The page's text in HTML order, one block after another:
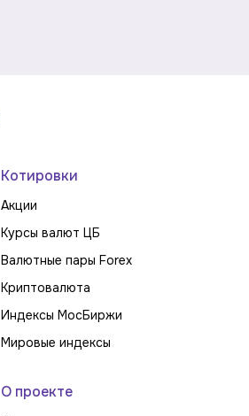
Котировки
Акции
Курсы валют ЦБ
Валютные пары Forex
Криптовалюта
Индексы МосБиржи
Мировые индексы
О проекте